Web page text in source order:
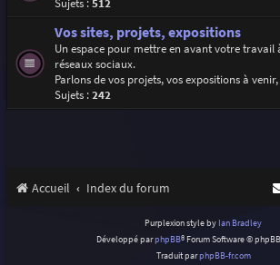
Sujets :512
Vos sites, projets, expositions
Un espace pour mettre en avant votre travail
réseaux sociaux.
Parlons de vos projets, vos expositions à
Sujets :242
Accueil Index du forum
Purplexion style by Ian Bradley
Développé parphpBB® Forum Software ©
Traduit parphpBB-fr.com